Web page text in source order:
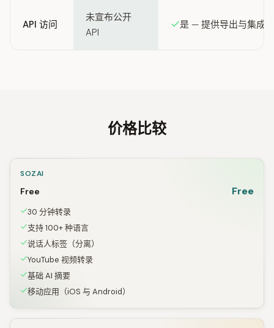
API 访问
未宣布公开
API
是 — 提供导出与集成
价格比较
SOZAI
Free Free
30 分钟转录
支持 100+ 种语言
说话人标签（分离）
YouTube 视频转录
基础 AI 摘要
移动应用（iOS 与 Android）